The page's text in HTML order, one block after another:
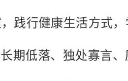
践行健康生活方式
期低落、独处寡言